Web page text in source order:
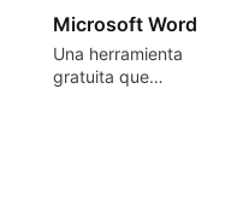
Microsoft Word
Una herramienta
gratuita que